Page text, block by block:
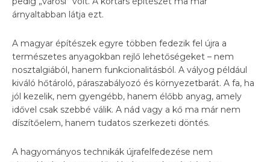
árnyaltabban látja ezt.
A magyar építészek egyre többen fedezik fel újra a
természetes anyagokban rejlő lehetőségeket – nem
nosztalgiából, hanem funkcionalitásból. A vályog például
kiváló hőtároló, páraszabályozó és környezetbarát. A fa, ha
jól kezelik, nem gyengébb, hanem élőbb anyag, amely
idővel csak szebbé válik. A nád vagy a kő ma már nem
díszítőelem, hanem tudatos szerkezeti döntés.
A hagyományos technikák újrafelfedezése nem